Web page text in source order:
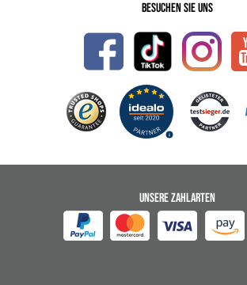
Besuchen Sie uns
UNSERE ZAHLARTEN